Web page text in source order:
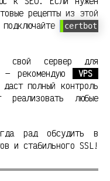
рецепты из этой
certbot
свой сервер для
— рекомендую
VPS
полный контроль
любые
рад обсудить в
и стабильного SSL!